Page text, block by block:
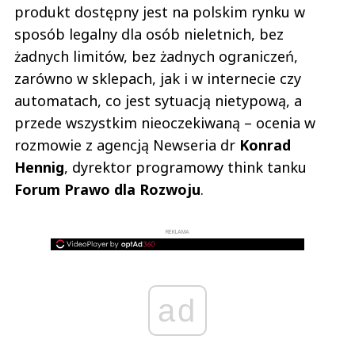
produkt dostępny jest na polskim rynku w
sposób legalny dla osób nieletnich, bez
żadnych limitów, bez żadnych ograniczeń,
zarówno w sklepach, jak i w internecie czy
automatach, co jest sytuacją nietypową, a
przede wszystkim nieoczekiwaną – ocenia w
rozmowie z agencją Newseria dr Konrad
Hennig, dyrektor programowy think tanku
Forum Prawo dla Rozwoju.
REKLAMA
ad